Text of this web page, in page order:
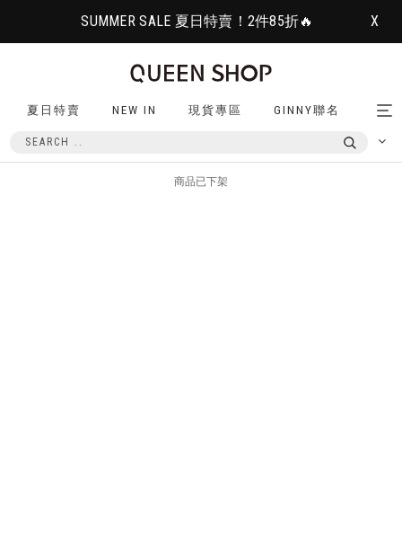
SUMMER SALE 夏日特賣！2件85折🔥 X
夏日特賣 NEW IN 現貨專區 GINNY聯名
商品已下架